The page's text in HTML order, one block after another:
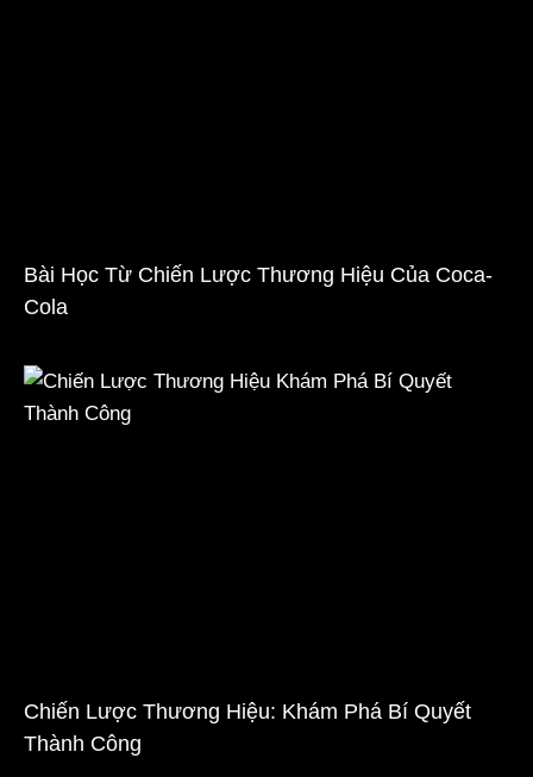
Bài Học Từ Chiến Lược Thương Hiệu Của Coca-
Cola
Chiến Lược Thương Hiệu: Khám Phá Bí Quyết
Thành Công